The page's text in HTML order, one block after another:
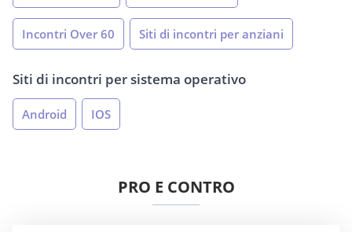
Incontri Over 60 Siti di incontri per anziani
Siti di incontri per sistema operativo
Android IOS
PRO E CONTRO